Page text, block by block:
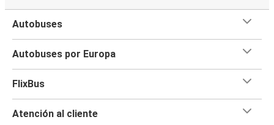
Autobuses
Autobuses por Europa
FlixBus
Atención al cliente